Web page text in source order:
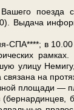
по­ез­да с
Вы­да­ча
СПА****; в
ули­цу
на
пло­ща­ди